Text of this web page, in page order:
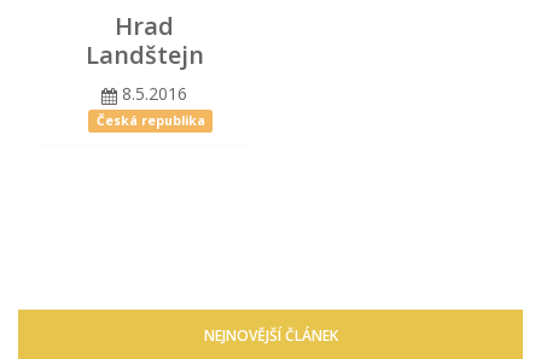
Hrad
Landštejn
8.5.2016
Česká republika
NEJNOVĚJŠÍ ČLÁNEK